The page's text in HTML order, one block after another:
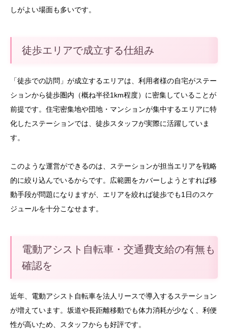
しがよい場面も多いです。
徒歩エリアで成立する仕組み
「徒歩での訪問」が成立するエリアは、利用者様の自宅がステー
ションから徒歩圏内（概ね半径1km程度）に密集していることが
前提です。住宅密集地や団地・マンションが集中するエリアに特
化したステーションでは、徒歩スタッフが実際に活躍していま
す。
このような運営ができるのは、ステーションが担当エリアを戦略
的に絞り込んでいるからです。広範囲をカバーしようとすれば移
動手段が問題になりますが、エリアを絞れば徒歩でも1日のスケ
ジュールを十分こなせます。
電動アシスト自転車・交通費支給の有無も
確認を
近年、電動アシスト自転車を法人リースで導入するステーション
が増えています。坂道や長距離移動でも体力消耗が少なく、利便
性が高いため、スタッフからも好評です。